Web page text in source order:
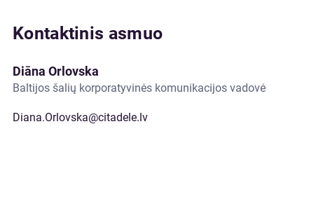
Kontaktinis asmuo
Diāna Orlovska
Baltijos šalių korporatyvinės komunikacijos vadovė
Diana.Orlovska@citadele.lv